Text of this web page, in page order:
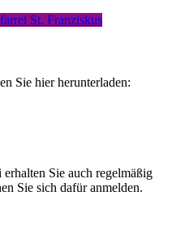
St. Franziskus
Sie hier herunterladen:
Sie auch regelmäßig
Sie sich dafür anmelden.